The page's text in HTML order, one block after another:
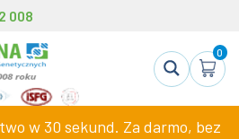
008
0
w 30 sekund. Za darmo, bez